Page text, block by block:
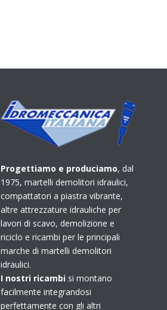
Progettiamo e produciamo, dal
1975, martelli demolitori idraulici,
compattatori a piastra vibrante,
altre attrezzature idrauliche per
lavori di scavo, demolizione e
riciclo e ricambi per le principali
marche di martelli demolitori
idraulici.
I nostri ricambi si montano
facilmente integrandosi
perfettamente con gli altri